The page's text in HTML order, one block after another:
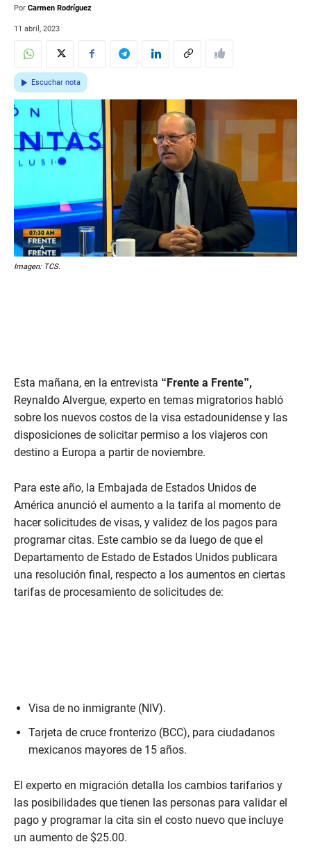
Por Carmen Rodríguez
11 abril, 2023
Escuchar nota
Imagen: TCS.
Esta mañana, en la entrevista “Frente a Frente”,
Reynaldo Alvergue, experto en temas migratorios habló
sobre los nuevos costos de la visa estadounidense y las
disposiciones de solicitar permiso a los viajeros con
destino a Europa a partir de noviembre.
Para este año, la Embajada de Estados Unidos de
América anunció el aumento a la tarifa al momento de
hacer solicitudes de visas, y validez de los pagos para
programar citas. Este cambio se da luego de que el
Departamento de Estado de Estados Unidos publicara
una resolución final, respecto a los aumentos en ciertas
tarifas de procesamiento de solicitudes de:
Visa de no inmigrante (NIV).
Tarjeta de cruce fronterizo (BCC), para ciudadanos
mexicanos mayores de 15 años.
El experto en migración detalla los cambios tarifarios y
las posibilidades que tienen las personas para validar el
pago y programar la cita sin el costo nuevo que incluye
un aumento de $25.00.